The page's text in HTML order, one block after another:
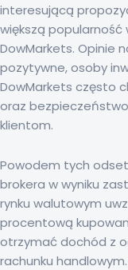
interesującą
większą popularność
DowMarkets. Opinie
pozytywne, osoby
DowMarkets często
oraz
klientom.
Powodem tych
brokera w wyniku
rynku walutowym
procentową
otrzymać dochód z
rachunku